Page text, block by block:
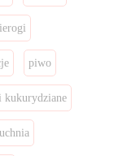
piwo
kukurydziane